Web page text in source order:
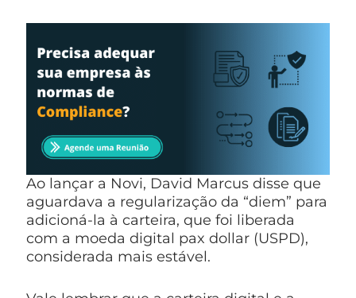
Ao lançar a Novi, David Marcus disse que
aguardava a regularização da “diem” para
adicioná-la à carteira, que foi liberada
com a moeda digital pax dollar (USPD),
considerada mais estável.